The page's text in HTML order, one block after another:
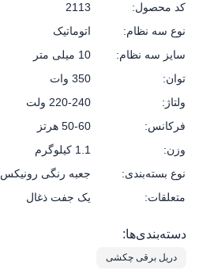
کد محصول:
2113
نوع سه نظام:
اتوماتیک
سایز سه نظام:
10 میلی متر
توان:
350 وات
ولتاژ:
220-240 ولت
فرکانس:
50-60 هرتز
وزن:
1.1 کیلوگرم
نوع بسته‌بندی:
جعبه رنگی رونیکس
متعلقات:
یک جفت ذغال
دسته‌بندی‌ها:
دریل برقی چکشی